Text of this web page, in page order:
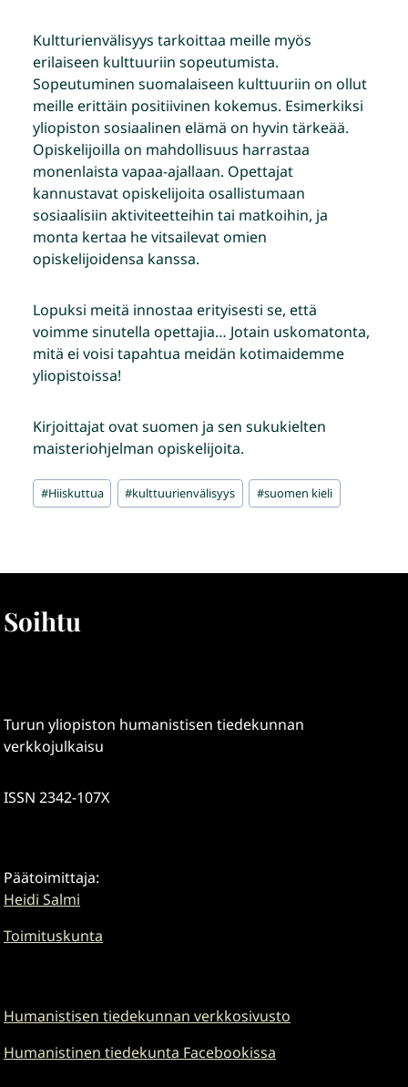
Kultturienvälisyys tarkoittaa meille myös
erilaiseen kulttuuriin sopeutumista.
Sopeutuminen suomalaiseen kulttuuriin on ollut
meille erittäin positiivinen kokemus. Esimerkiksi
yliopiston sosiaalinen elämä on hyvin tärkeää.
Opiskelijoilla on mahdollisuus harrastaa
monenlaista vapaa-ajallaan. Opettajat
kannustavat opiskelijoita osallistumaan
sosiaalisiin aktiviteetteihin tai matkoihin, ja
monta kertaa he vitsailevat omien
opiskelijoidensa kanssa.
Lopuksi meitä innostaa erityisesti se, että
voimme sinutella opettajia… Jotain uskomatonta,
mitä ei voisi tapahtua meidän kotimaidemme
yliopistoissa!
Kirjoittajat ovat suomen ja sen sukukielten
maisteriohjelman opiskelijoita.
Avainsanat:
#Hiiskuttua #kulttuurienvälisyys #suomen kieli
Soihtu
Turun yliopiston humanistisen tiedekunnan
verkkojulkaisu
ISSN 2342-107X
Päätoimittaja:
Heidi Salmi
Toimituskunta
Humanistisen tiedekunnan verkkosivusto
Humanistinen tiedekunta Facebookissa